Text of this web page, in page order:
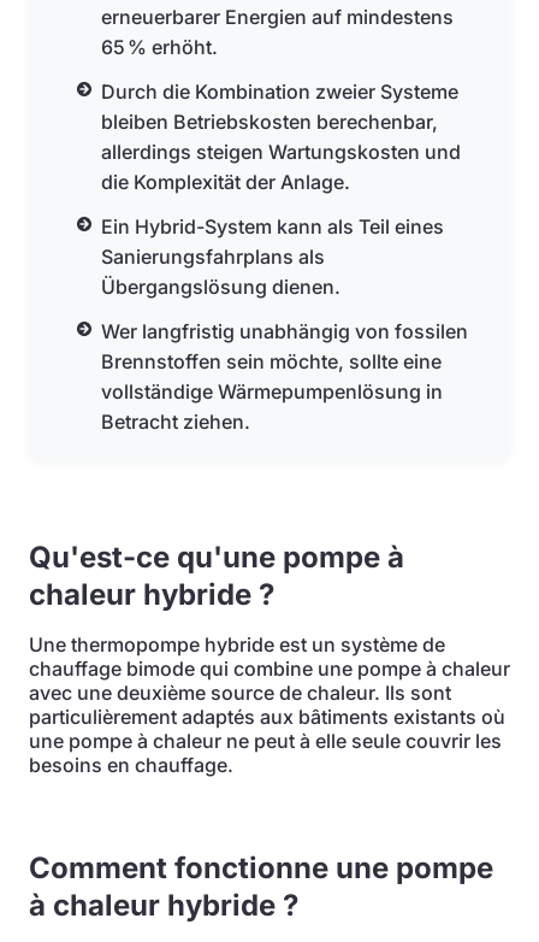
erneuerbarer Energien auf mindestens
65 % erhöht.
Durch die Kombination zweier Systeme
bleiben Betriebskosten berechenbar,
allerdings steigen Wartungskosten und
die Komplexität der Anlage.
Ein Hybrid-System kann als Teil eines
Sanierungsfahrplans als
Übergangslösung dienen.
Wer langfristig unabhängig von fossilen
Brennstoffen sein möchte, sollte eine
vollständige Wärmepumpenlösung in
Betracht ziehen.
Qu'est-ce qu'une pompe à
chaleur hybride ?
Une thermopompe hybride est un système de
chauffage bimode qui combine une pompe à chaleur
avec une deuxième source de chaleur. Ils sont
particulièrement adaptés aux bâtiments existants où
une pompe à chaleur ne peut à elle seule couvrir les
besoins en chauffage.
Comment fonctionne une pompe
à chaleur hybride ?